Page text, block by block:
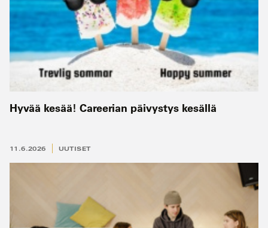
Hyvää kesää! Careerian päivystys kesällä
11.6.2026 UUTISET